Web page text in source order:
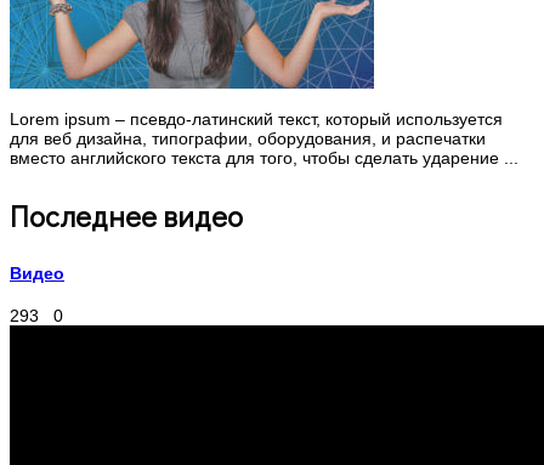
Lorem ipsum – псевдо-латинский текст, который используется
для веб дизайна, типографии, оборудования, и распечатки
вместо английского текста для того, чтобы сделать ударение ...
Последнее видео
Видео
293 0